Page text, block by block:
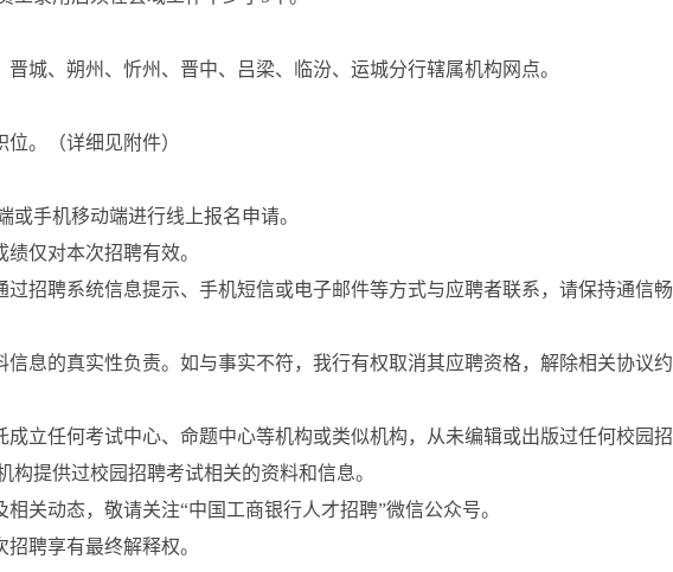
城、朔州、忻州、晋中、吕梁、临汾、运城分行辖属机构网点。
。（详细见附件）
或手机移动端进行线上报名申请。
绩仅对本次招聘有效。
过招聘系统信息提示、手机短信或电子邮件等方式与应聘者联系，请保持通信畅
信息的真实性负责。如与事实不符，我行有权取消其应聘资格，解除相关协议约
成立任何考试中心、命题中心等机构或类似机构，从未编辑或出版过任何校园招
构提供过校园招聘考试相关的资料和信息。
相关动态，敬请关注“中国工商银行人才招聘”微信公众号。
招聘享有最终解释权。